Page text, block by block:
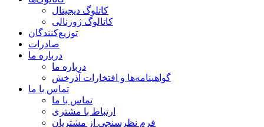
کاتلوگ دیجیتال
کاتالوگ ژورنالی
توزیع‌کنندگان
صادرات
درباره ما
درباره ما
گواهینامه‌ها و افتخارات آذرخش
تماس با ما
تماس با ما
ارتباط با مشتری
فرم نظرسنجی از مشتریان